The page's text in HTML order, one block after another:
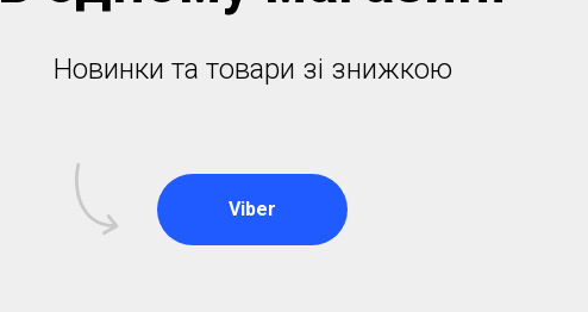
Новинки та товари зі знижкою
Viber